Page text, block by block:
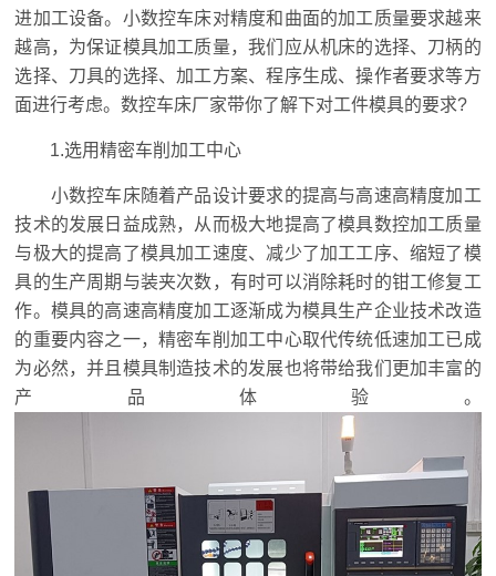
进加工设备。小数控车床对精度和曲面的加工质量要求越来
越高，为保证模具加工质量，我们应从机床的选择、刀柄的
选择、刀具的选择、加工方案、程序生成、操作者要求等方
面进行考虑。数控车床厂家带你了解下对工件模具的要求?
1.选用精密车削加工中心
小数控车床随着产品设计要求的提高与高速高精度加工
技术的发展日益成熟，从而极大地提高了模具数控加工质量
与极大的提高了模具加工速度、减少了加工工序、缩短了模
具的生产周期与装夹次数，有时可以消除耗时的钳工修复工
作。模具的高速高精度加工逐渐成为模具生产企业技术改造
的重要内容之一，精密车削加工中心取代传统低速加工已成
为必然，并且模具制造技术的发展也将带给我们更加丰富的
产品体验。